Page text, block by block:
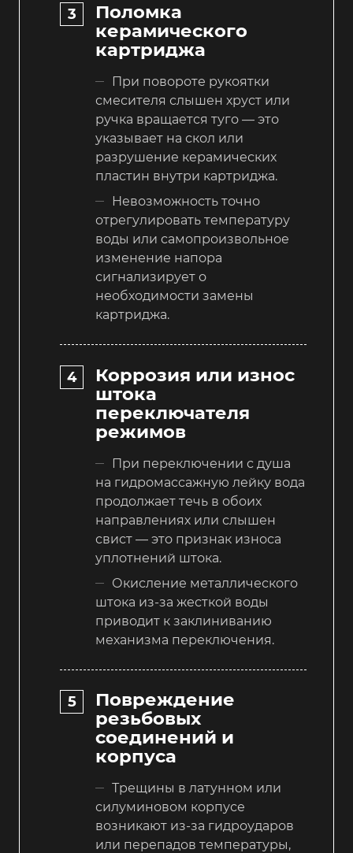
Поломка
керамического
картриджа
При повороте рукоятки
смесителя слышен хруст или
ручка вращается туго — это
указывает на скол или
разрушение керамических
пластин внутри картриджа.
Невозможность точно
отрегулировать температуру
воды или самопроизвольное
изменение напора
сигнализирует о
необходимости замены
картриджа.
Коррозия или износ
штока
переключателя
режимов
При переключении с душа
на гидромассажную лейку вода
продолжает течь в обоих
направлениях или слышен
свист — это признак износа
уплотнений штока.
Окисление металлического
штока из-за жесткой воды
приводит к заклиниванию
механизма переключения.
Повреждение
резьбовых
соединений и
корпуса
Трещины в латунном или
силуминовом корпусе
возникают из-за гидроударов
или перепадов температуры,